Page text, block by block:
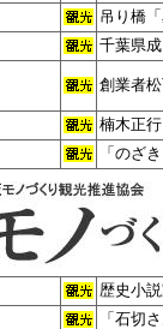
吊り橋
千葉県
創業者
楠木正
「のざ
歴史小
「石切